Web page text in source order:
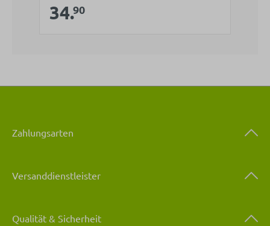
Verkaufspreis:
34.90
Zahlungsarten
Versanddienstleister
Qualität & Sicherheit